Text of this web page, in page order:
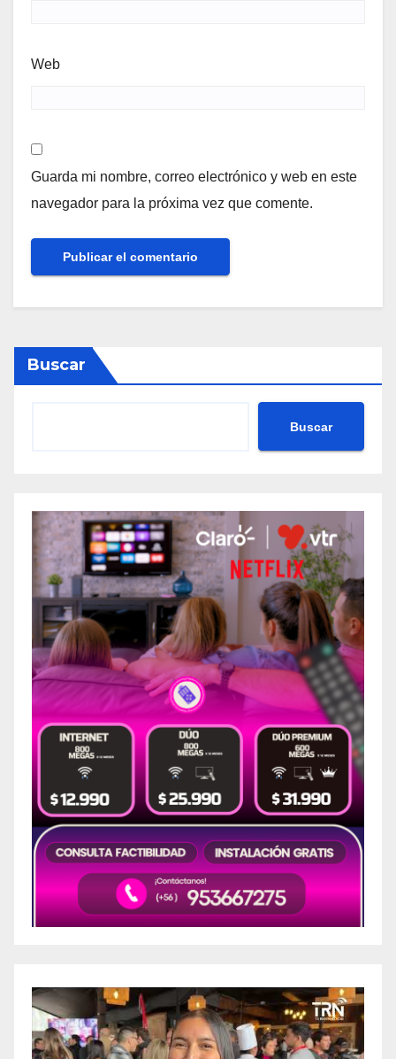
Web
Guarda mi nombre, correo electrónico y web en este
navegador para la próxima vez que comente.
Buscar
Buscar